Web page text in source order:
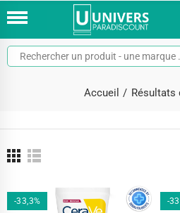
Accueil Résultats
-33,3% -